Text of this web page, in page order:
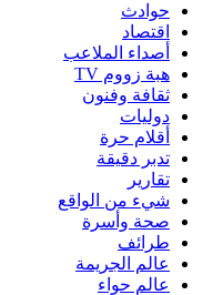
حوادث
اقتصاد
أصداء الملاعب
هبة زووم TV
ثقافة وفنون
دوليات
أقلام حرة
تدبر دقيقة
تقارير
شيء من الواقع
صحة وأسرة
طرائف
عالم الجريمة
عالم حواء